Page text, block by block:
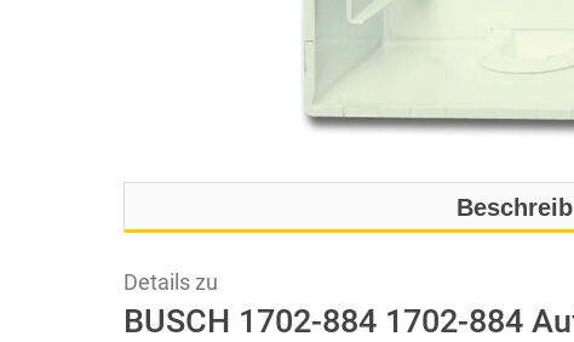
Details zu
BUSCH 1702-884 1702-884